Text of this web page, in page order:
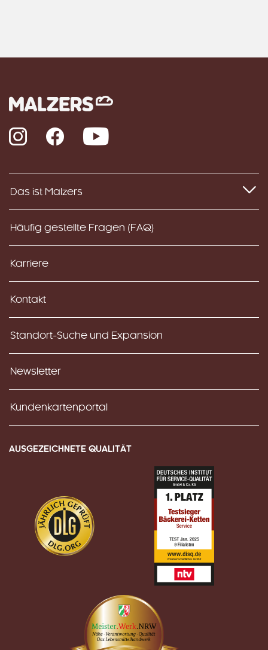
InstagramFacebook YouTube
Das ist Malzers
Häufig gestellte Fragen (FAQ)
Karriere
Kontakt
Standort-Suche und Expansion
Newsletter
Kundenkartenportal
AUSGEZEICHNETE QUALITÄT